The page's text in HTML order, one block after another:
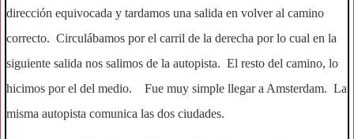
dirección equivocada y tardamos una salida en volver al camino
correcto. Circulábamos por el carril de la derecha por lo cual en la
siguiente salida nos salimos de la autopista. El resto del camino, lo
hicimos por el del medio. Fue muy simple llegar a Amsterdam. La
misma autopista comunica las dos ciudades.